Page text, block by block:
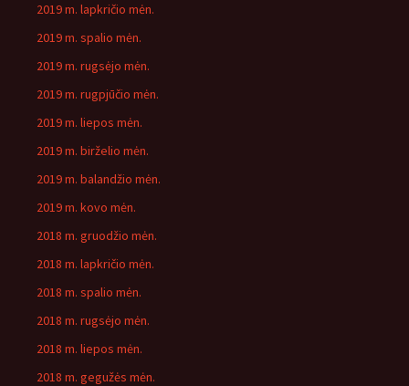
2019 m. lapkričio mėn.
2019 m. spalio mėn.
2019 m. rugsėjo mėn.
2019 m. rugpjūčio mėn.
2019 m. liepos mėn.
2019 m. birželio mėn.
2019 m. balandžio mėn.
2019 m. kovo mėn.
2018 m. gruodžio mėn.
2018 m. lapkričio mėn.
2018 m. spalio mėn.
2018 m. rugsėjo mėn.
2018 m. liepos mėn.
2018 m. gegužės mėn.